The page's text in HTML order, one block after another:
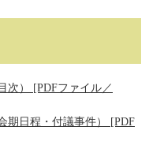
次） [PDFファイル／
期日程・付議事件） [PDF